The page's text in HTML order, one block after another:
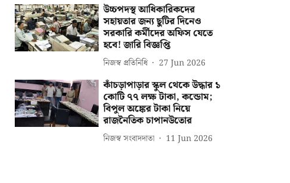
উচ্চপদস্থ আধিকারিকদের
সহায়তার জন্য ছুটির দিনেও
সরকারি কর্মীদের অফিস যেতে
হবে! জারি বিজ্ঞপ্তি
নিজস্ব প্রতিনিধি 27 Jun 2026
কাঁচড়াপাড়ার স্কুল থেকে উদ্ধার ১
কোটি ৭৭ লক্ষ টাকা, কন্ডোম;
বিপুল অঙ্কের টাকা নিয়ে
রাজনৈতিক চাপানউতোর
নিজস্ব সংবাদদাতা 11 Jun 2026